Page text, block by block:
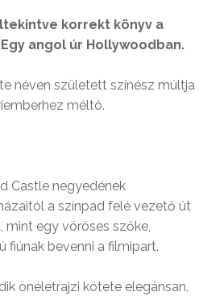
korrekt könyv a
angol úr Hollywoodban.
néven született színész múltja
méltó.
Castle negyedének
a színpad felé vezető út
egy vöröses szőke,
fiúnak bevenni a filmipart.
önéletrajzi kötete elegánsan,